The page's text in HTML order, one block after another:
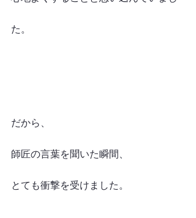
た。
だから、
師匠の言葉を聞いた瞬間、
とても衝撃を受けました。